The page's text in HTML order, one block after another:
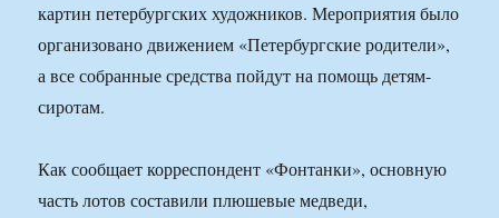
картин петербургских художников. Мероприятия было
организовано движением «Петербургские родители»,
а все собранные средства пойдут на помощь детям-
сиротам.
Как сообщает корреспондент «Фонтанки», основную
часть лотов составили плюшевые медведи,